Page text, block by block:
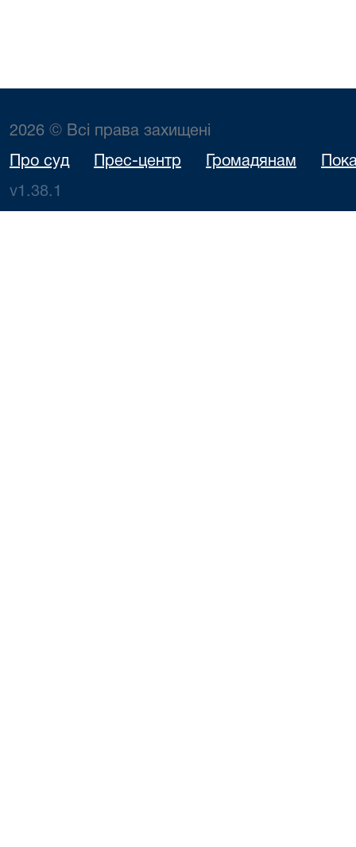
2026 © Всі права захищені
Про суд Прес-центр Громадянам
v1.38.1